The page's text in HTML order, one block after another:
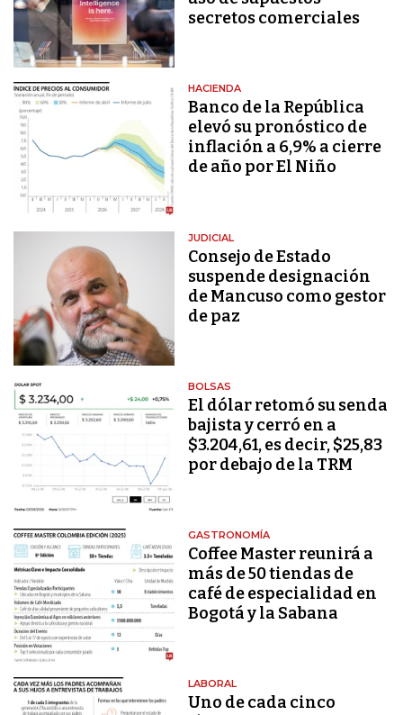
secretos comerciales
HACIENDA
Banco de la República
elevó su pronóstico de
inflación a 6,9% a cierre
de año por El Niño
JUDICIAL
Consejo de Estado
suspende designación
de Mancuso como gestor
de paz
BOLSAS
El dólar retomó su senda
bajista y cerró en a
$3.204,61, es decir, $25,83
por debajo de la TRM
GASTRONOMÍA
Coffee Master reunirá a
más de 50 tiendas de
café de especialidad en
Bogotá y la Sabana
LABORAL
Uno de cada cinco